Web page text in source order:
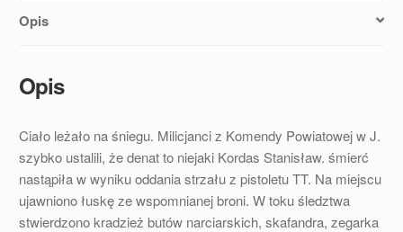
Opis
Opis
Ciało leżało na śniegu. Milicjanci z Komendy Powiatowej w J.
szybko ustalili, że denat to niejaki Kordas Stanisław. śmierć
nastąpiła w wyniku oddania strzału z pistoletu TT. Na miejscu
ujawniono łuskę ze wspomnianej broni. W toku śledztwa
stwierdzono kradzież butów narciarskich, skafandra, zegarka